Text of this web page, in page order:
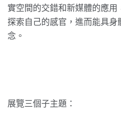
實空間的交錯和新媒體的應
探索自己的感官，進而能具
念。
展覽三個子主題：